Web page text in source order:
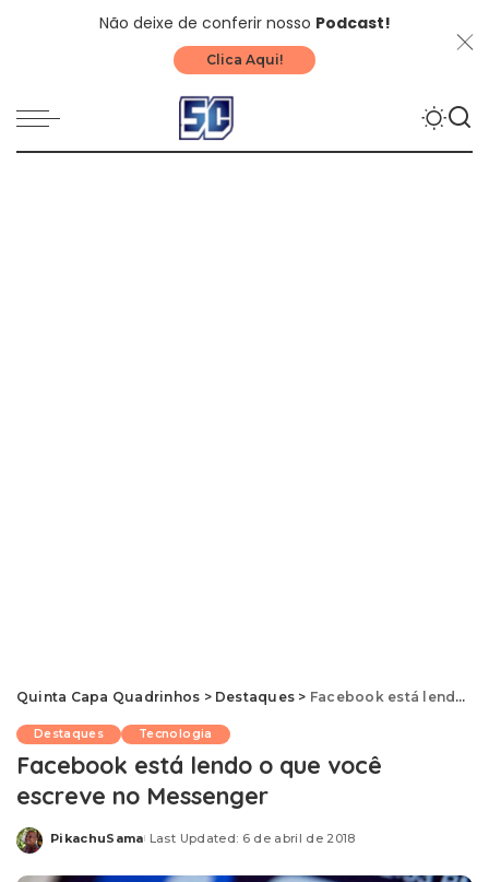
Não deixe de conferir nosso Podcast!
Clica Aqui!
Quinta Capa Quadrinhos > Destaques > Facebook está lendo o que você escreve no Messenger
Destaques Tecnologia
Facebook está lendo o que você
escreve no Messenger
Posted
PikachuSama Last Updated: 6 de abril de 2018